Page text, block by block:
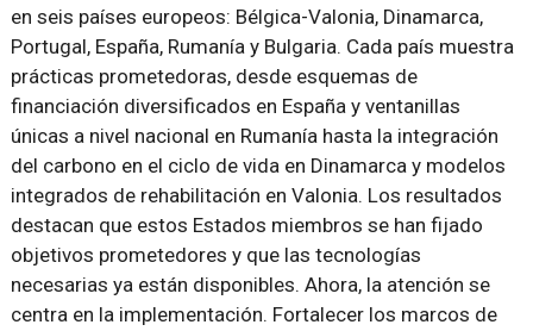
en seis países europeos: Bélgica-Valonia, Dinamarca,
Portugal, España, Rumanía y Bulgaria. Cada país muestra
prácticas prometedoras, desde esquemas de
financiación diversificados en España y ventanillas
únicas a nivel nacional en Rumanía hasta la integración
del carbono en el ciclo de vida en Dinamarca y modelos
integrados de rehabilitación en Valonia. Los resultados
destacan que estos Estados miembros se han fijado
objetivos prometedores y que las tecnologías
necesarias ya están disponibles. Ahora, la atención se
centra en la implementación. Fortalecer los marcos de